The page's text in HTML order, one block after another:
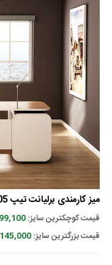
میز کارمندی برلیانت تیپ 3605
قیمت کوچکترین سایز:
قیمت بزرگترین سایز:66,145,000